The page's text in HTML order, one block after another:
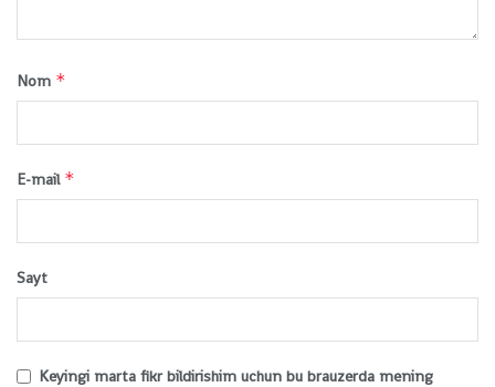
Nom *
E-mail *
Sayt
Keyingi marta fikr bildirishim uchun bu brauzerda mening